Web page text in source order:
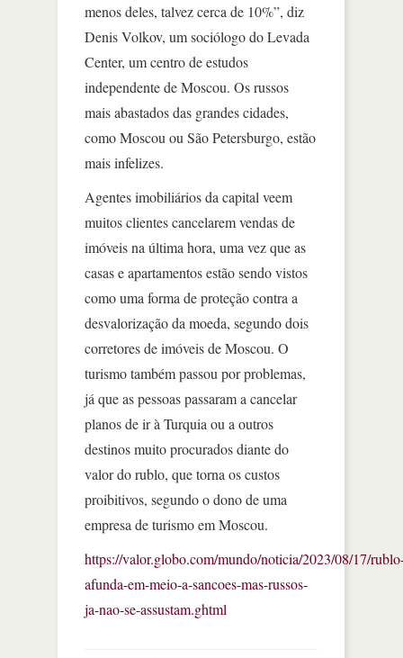
menos deles, talvez cerca de 10%”, diz
Denis Volkov, um sociólogo do Levada
Center, um centro de estudos
independente de Moscou. Os russos
mais abastados das grandes cidades,
como Moscou ou São Petersburgo, estão
mais infelizes.
Agentes imobiliários da capital veem
muitos clientes cancelarem vendas de
imóveis na última hora, uma vez que as
casas e apartamentos estão sendo vistos
como uma forma de proteção contra a
desvalorização da moeda, segundo dois
corretores de imóveis de Moscou. O
turismo também passou por problemas,
já que as pessoas passaram a cancelar
planos de ir à Turquia ou a outros
destinos muito procurados diante do
valor do rublo, que torna os custos
proibitivos, segundo o dono de uma
empresa de turismo em Moscou.
https://valor.globo.com/mundo/noticia/2023/08/17/
afunda-em-meio-a-sancoes-mas-russos-
ja-nao-se-assustam.ghtml